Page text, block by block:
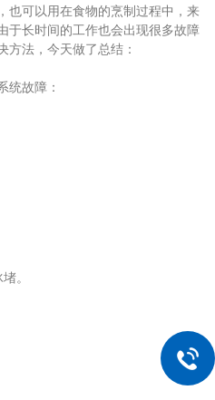
也可以用在食物的烹制过程中，来
于长时间的工作也会出现很多故障
方法，今天做了总结：
故障：
。